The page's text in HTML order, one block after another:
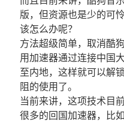
版，但资源也是少的可
该怎么办呢？
方法超级简单，取消酷
用加速器通过连接中国
至内地，这样就可以解
阻的使用了。
当前来讲，这项技术目
很多的回国加速器，比